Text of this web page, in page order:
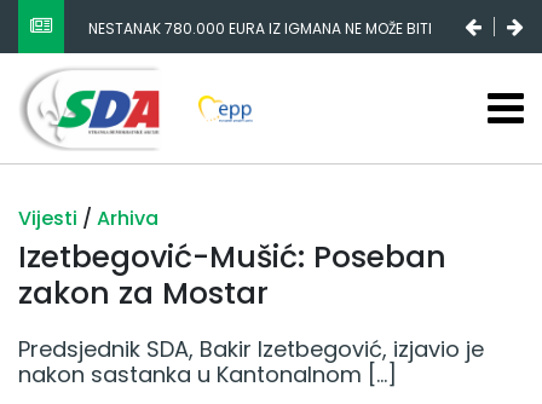
NESTANAK 780.000 EURA IZ IGMANA NE MOŽE BITI
SLUČAJNI PREVID, ODGOVORNOST MORAJU SNOSITI
VLADA FBIH I NJENI KADROVI
Vijesti / Arhiva
Izetbegović-Mušić: Poseban
zakon za Mostar
Predsjednik SDA, Bakir Izetbegović, izjavio je
nakon sastanka u Kantonalnom […]